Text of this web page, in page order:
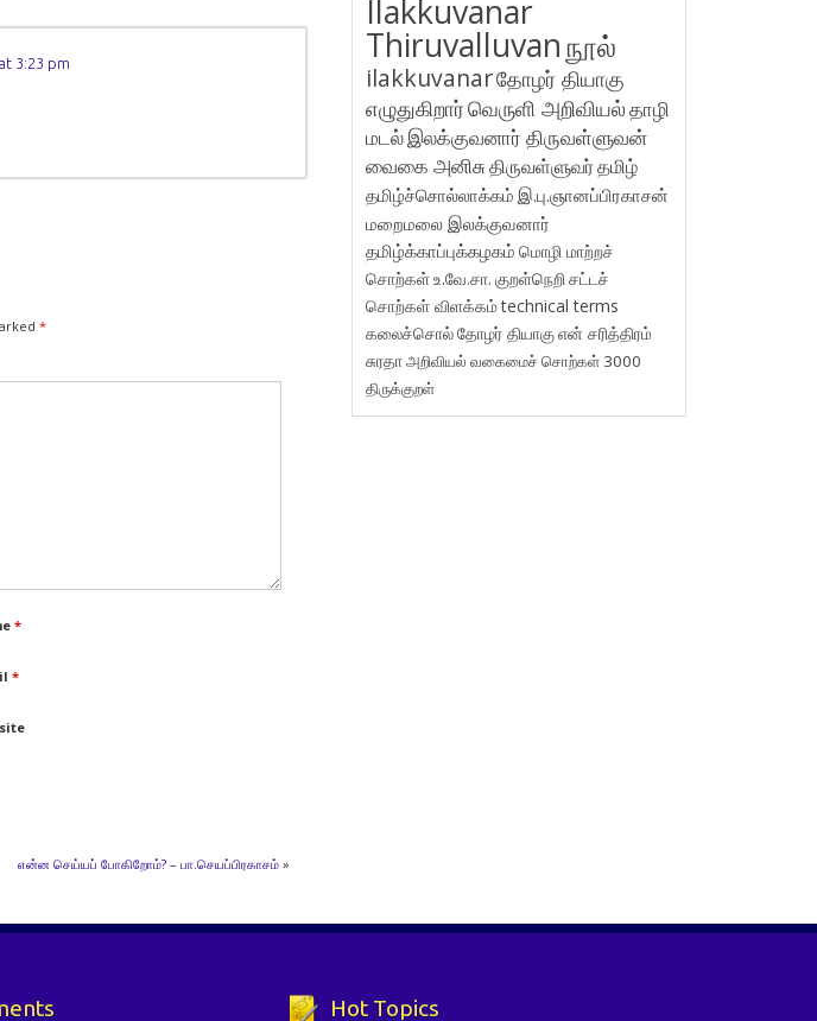
3:23 pm
*
*
*
என்ன செய்யப் போகிறோம்? – பா.செயப்பிரகாசம் »
Ilakkuvanar
Thiruvalluvanநூல்
ilakkuvanarதோழர் தியாகு
எழுதுகிறார்வெருளி அறிவியல்தாழி
மடல்இலக்குவனார் திருவள்ளுவன்
வைகை அனிசுதிருவள்ளுவர்தமிழ்
தமிழ்ச்சொல்லாக்கம் இ.பு.ஞானப்பிரகாசன்
மறைமலை இலக்குவனார்
தமிழ்க்காப்புக்கழகம் மொழி மாற்றச்
சொற்கள்உ.வே.சா. குறள்நெறி சட்டச்
சொற்கள் விளக்கம்technical terms
கலைச்சொல்தோழர் தியாகுஎன் சரித்திரம்
சுரதாஅறிவியல் வகைமைச் சொற்கள் 3000
திருக்குறள்
Hot Topics